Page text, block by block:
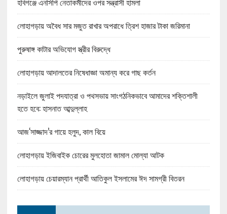
লোহাগড়ায় অবৈধ সার মজুত রাখার অপরাধে ত্রিশ হাজার টাকা জরিমানা
পুরুষাঙ্গ কাটার অভিযোগ স্ত্রীর বিরুদ্ধে
লোহাগড়ায় আদালতের নিষেধাজ্ঞা অমান্য করে গাছ কর্তন
নড়াইলে জুলাই পদযাত্রা ও পথসভায় সাংগঠনিকভাবে আমাদের শক্তিশালী
হতে হবে: হাসনাত আব্দুল্লাহ
আজ‘সাজ্জাদ’র গায়ে হলুদ, কাল বিয়ে
লোহাগড়ায় ইজিবাইক চোরের মুলহোতা জামাল মোল্যা আটক
লোহাগড়ায় চেয়ারম্যান প্রার্থী আতিকুল ইসলামের ঈদ সামগ্রী বিতরন